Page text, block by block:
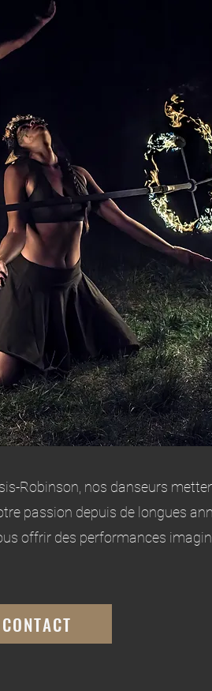
Robinson, nos danseurs
passion depuis de longues
offrir des performances
CONTACT